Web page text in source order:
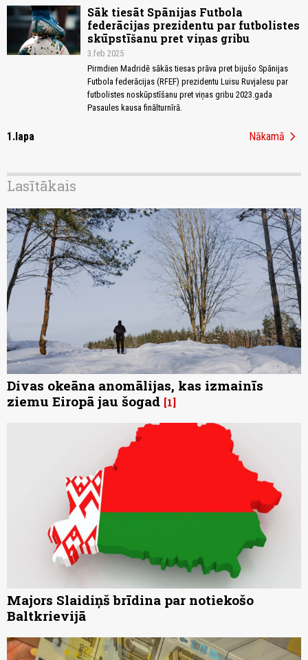
Sāk tiesāt Spānijas Futbola
federācijas prezidentu par futbolistes
skūpstīšanu pret viņas gribu
3.feb 2025
Pirmdien Madridē sākās tiesas prāva pret bijušo Spānijas
Futbola federācijas (RFEF) prezidentu Luisu Ruvjalesu par
futbolistes noskūpstīšanu pret viņas gribu 2023.gada
Pasaules kausa finālturnīrā.
1.lapa Nākamā chevron_right
Lasītākais
Divas okeāna anomālijas, kas izmainīs
ziemu Eiropā jau šogad 1
Majors Slaidiņš brīdina par notiekošo
Baltkrievijā